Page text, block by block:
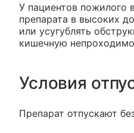
У пациентов пожилого
препарата в высоких
или усугублять
кишечную
Условия
Препарат отпускают